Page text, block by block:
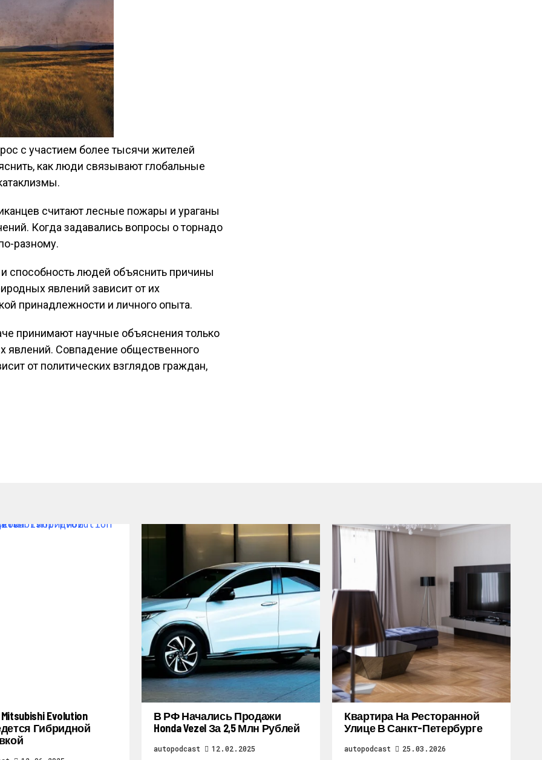
с участием более тысячи жителей
как люди связывают глобальные
считают лесные пожары и ураганы
Когда задавались вопросы о торнадо
разному.
способность людей объяснить причины
явлений зависит от их
принадлежности и личного опыта.
принимают научные объяснения только
явлений. Совпадение общественного
от политических взглядов граждан,
Evolution
Гибридной
В РФ Начались Продажи
Honda Vezel За 2,5 Млн Рублей
autopodcast 12.02.2025
Квартира На Ресторанной
Улице В Санкт-Петербурге
autopodcast 25.03.2026